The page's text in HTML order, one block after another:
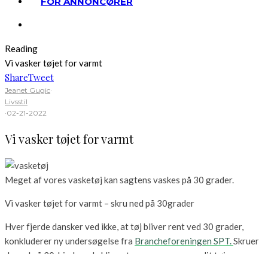
Reading
Vi vasker tøjet for varmt
ShareTweet
Jeanet Gugic·
Livsstil
·02-21-2022
Vi vasker tøjet for varmt
Meget af vores vasketøj kan sagtens vaskes på 30 grader.
Vi vasker tøjet for varmt – skru ned på 30grader
Hver fjerde dansker ved ikke, at tøj bliver rent ved 30 grader,
konkluderer ny undersøgelse fra Brancheforeningen SPT.Skruer